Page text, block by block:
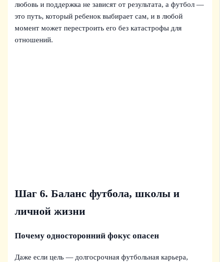
любовь и поддержка не зависят от результата, а футбол —
это путь, который ребенок выбирает сам, и в любой
момент может перестроить его без катастрофы для
отношений.
Шаг 6. Баланс футбола, школы и
личной жизни
Почему односторонний фокус опасен
Даже если цель — долгосрочная футбольная карьера,